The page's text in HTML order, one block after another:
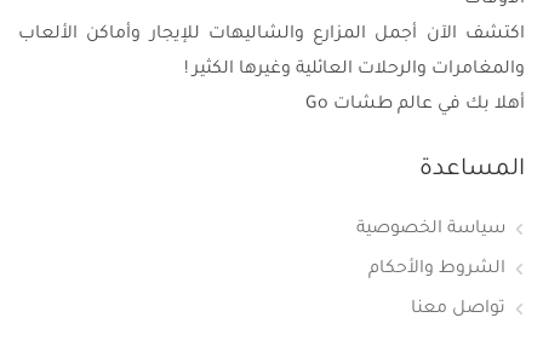
اكتشف الآن أجمل المزارع والشاليهات للإيجار وأماكن الألعاب
والمغامرات والرحلات العائلية وغيرها الكثير !
أهلا بك في عالم طشات Go
المساعدة
سياسة الخصوصية
الشروط والأحكام
تواصل معنا